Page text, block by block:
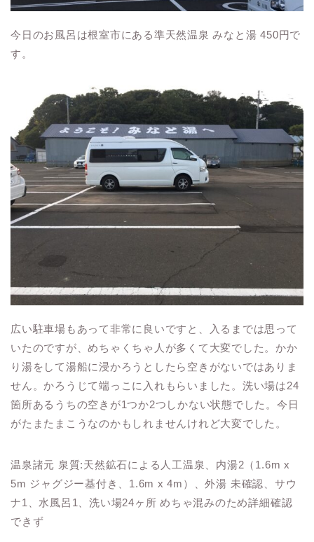
今日のお風呂は根室市にある準天然温泉 みなと湯 450円で
す。
広い駐車場もあって非常に良いですと、入るまでは思って
いたのですが、めちゃくちゃ人が多くて大変でした。かか
り湯をして湯船に浸かろうとしたら空きがないではありま
せん。かろうじて端っこに入れもらいました。洗い場は24
箇所あるうちの空きが1つか2つしかない状態でした。今日
がたまたまこうなのかもしれませんけれど大変でした。
温泉諸元 泉質:天然鉱石による人工温泉、内湯2（1.6m x
5m ジャグジー基付き、1.6m x 4m）、外湯 未確認、サウ
ナ1、水風呂1、洗い場24ヶ所 めちゃ混みのため詳細確認
できず